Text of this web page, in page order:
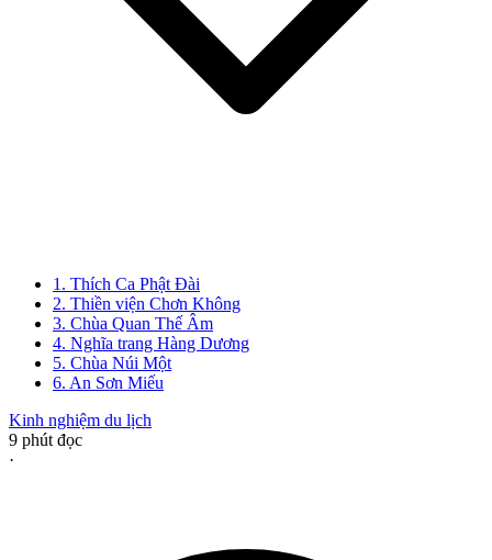
1. Thích Ca Phật Đài
2. Thiền viện Chơn Không
3. Chùa Quan Thế Âm
4. Nghĩa trang Hàng Dương
5. Chùa Núi Một
6. An Sơn Miếu
Kinh nghiệm du lịch
9 phút đọc
·